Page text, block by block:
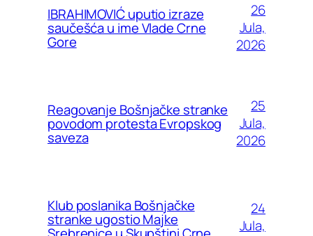
IBRAHIMOVIĆ uputio izraze
saučešća u ime Vlade Crne
Gore
26
Jula,
2026
Reagovanje Bošnjačke stranke
povodom protesta Evropskog
saveza
25
Jula,
2026
Klub poslanika Bošnjačke
stranke ugostio Majke
24
Jula,